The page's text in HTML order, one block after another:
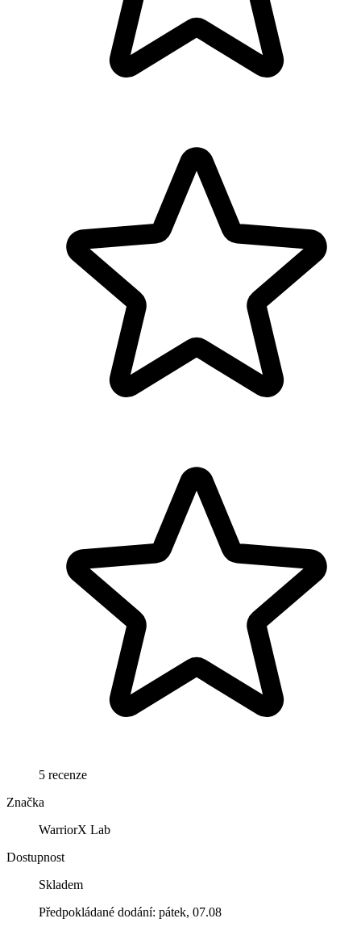
5 recenze
Značka
WarriorX Lab
Dostupnost
Skladem
Předpokládané dodání: pátek, 07.08